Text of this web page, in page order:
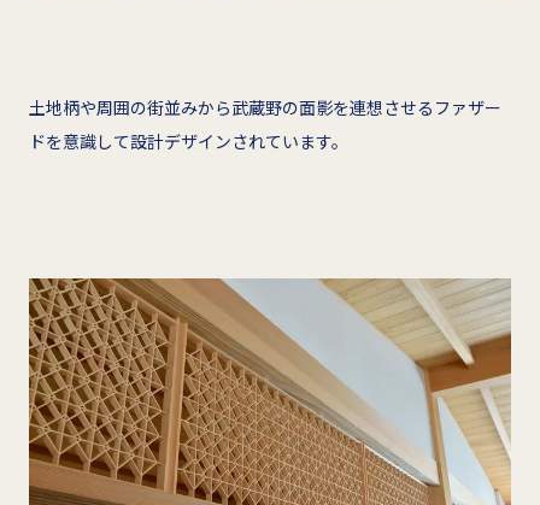
土地柄や周囲の街並みから武蔵野の面影を連想させるファザー
ドを意識して設計デザインされています。